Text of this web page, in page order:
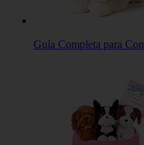
Guía Completa para